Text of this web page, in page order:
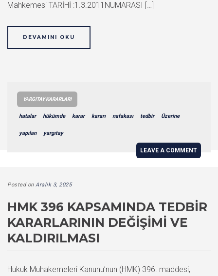
Mahkemesi TARİHİ :1.3.2011NUMARASI […]
DEVAMINI OKU
YARGITAY KARARLARI
hatalar hükümde karar kararı nafakası tedbir Üzerine
yapılan yargıtay
LEAVE A COMMENT
Posted on Aralık 3, 2025
HMK 396 KAPSAMINDA TEDBIR
KARARLARININ DEĞIŞIMI VE
KALDIRILMASI
Hukuk Muhakemeleri Kanunu’nun (HMK) 396. maddesi,